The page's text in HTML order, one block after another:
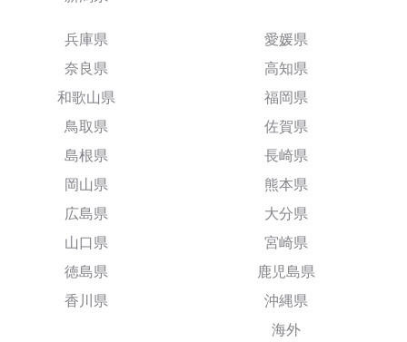
兵庫県
奈良県
和歌山県
鳥取県
島根県
岡山県
広島県
山口県
徳島県
香川県
愛媛県
高知県
福岡県
佐賀県
長崎県
熊本県
大分県
宮崎県
鹿児島県
沖縄県
海外